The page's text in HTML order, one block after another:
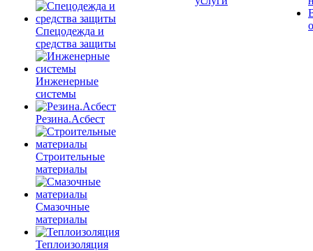
Спецодежда и
средства защиты
Инженерные
системы
Резина.Асбест
Строительные
материалы
Смазочные
материалы
Теплоизоляция